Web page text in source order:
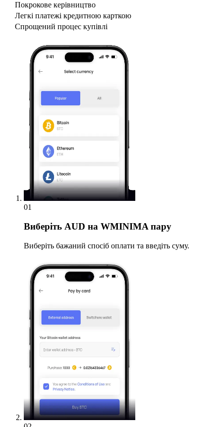
Покрокове керівництво
Легкі платежі кредитною карткою
Спрощений процес купівлі
01
Виберіть AUD на WMINIMA пару
Виберіть бажаний спосіб оплати та введіть суму.